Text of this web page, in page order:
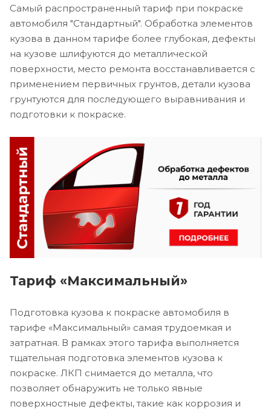
Самый распространенный тариф при покраске
автомобиля "Стандартный". Обработка элементов
кузова в данном тарифе более глубокая, дефекты
на кузове шлифуются до металлической
поверхности, место ремонта восстанавливается с
применением первичных грунтов, детали кузова
грунтуются для последующего выравнивания и
подготовки к покраске.
Тариф «Максимальный»
Подготовка кузова к покраске автомобиля в
тарифе «Максимальный» самая трудоемкая и
затратная. В рамках этого тарифа выполняется
тщательная подготовка элементов кузова к
покраске. ЛКП снимается до металла, что
позволяет обнаружить не только явные
поверхностные дефекты, такие как коррозия и